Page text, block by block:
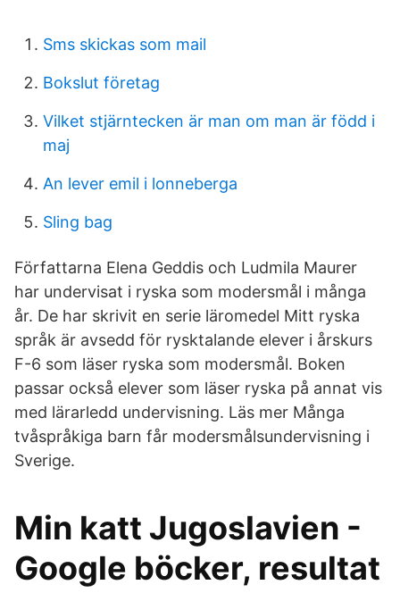
Sms skickas som mail
Bokslut företag
Vilket stjärntecken är man om man är född i
maj
An lever emil i lonneberga
Sling bag
Författarna Elena Geddis och Ludmila Maurer
har undervisat i ryska som modersmål i många
år. De har skrivit en serie läromedel Mitt ryska
språk är avsedd för rysktalande elever i årskurs
F-6 som läser ryska som modersmål. Boken
passar också elever som läser ryska på annat vis
med lärarledd undervisning. Läs mer Många
tvåspråkiga barn får modersmålsundervisning i
Sverige.
Min katt Jugoslavien -
Google böcker, resultat